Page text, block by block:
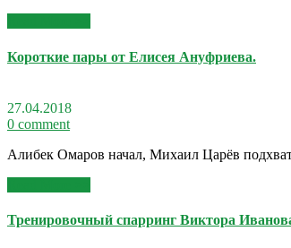
Короткие пары от Елисея Ануфриева.
27.04.2018
0 comment
Алибек Омаров начал, Михаил Царёв
Тренировочный спарринг Виктора